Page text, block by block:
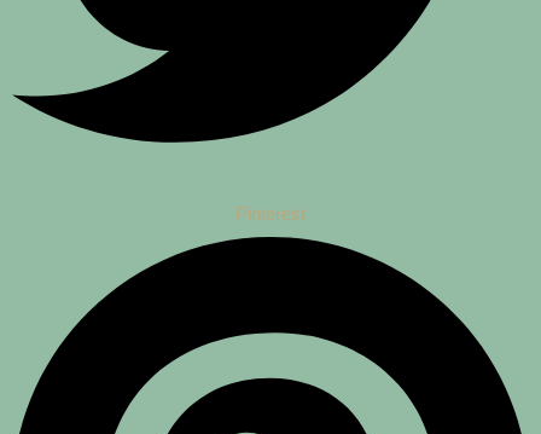
Pinterest